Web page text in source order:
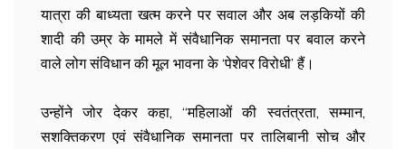
यात्रा की बाध्यता खत्म करने पर सवाल और अब लड़कियों की
शादी की उम्र के मामले में संवैधानिक समानता पर बवाल करने
वाले लोग संविधान की मूल भावना के ‘पेशेवर विरोधी’ हैं।
उन्होंने जोर देकर कहा, ‘‘महिलाओं की स्वतंत्रता, सम्मान,
सशक्तिकरण एवं संवैधानिक समानता पर तालिबानी सोच और